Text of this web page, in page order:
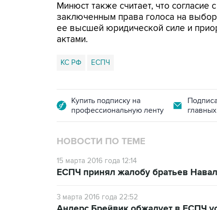
Минюст также считает, что
заключенным права голоса на
ее высшей юридической силе и
актами.
КС РФ ЕСПЧ
Купить подписку на
профессиональную ленту
НОВОСТИ ПО ТЕМЕ
15 марта 2016 года 12:14
ЕСПЧ принял жалобу братьев
3 марта 2016 года 22:52